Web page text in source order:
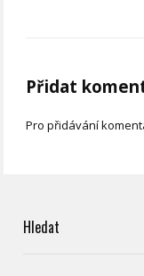
Přidat
Pro přidávání
Hledat